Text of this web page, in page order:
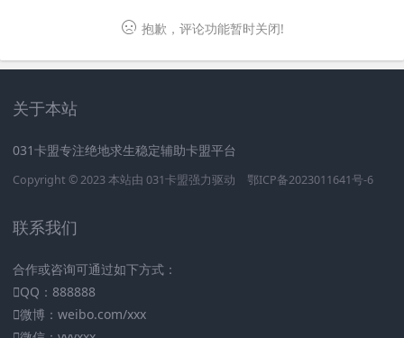
抱歉，评论功能暂时关闭!
关于本站
031卡盟专注绝地求生稳定辅助卡盟平台
Copyright © 2023 本站由 031卡盟强力驱动 鄂ICP备2023011641号-6
联系我们
合作或咨询可通过如下方式：
QQ：888888
微博：weibo.com/xxx